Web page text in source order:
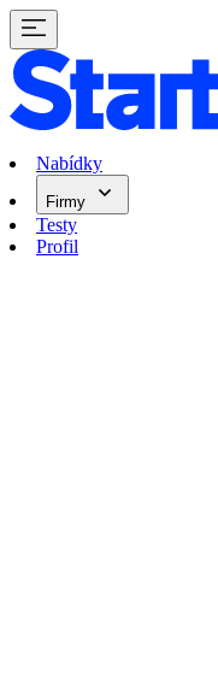
Nabídky
Firmy
Testy
Profil